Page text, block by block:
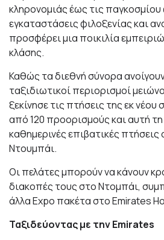
κληρονομιάς έως τις
εγκαταστάσεις φιλοξενίας και
προσφέρει μια ποικιλία
κλάσης.
Καθώς τα διεθνή σύνορα
ταξιδιωτικοί περιορισμοί
ξεκίνησε τις πτήσεις της εκ
από 120 προορισμούς και αυτή τη
καθημερινές επιβατικές
Ντουμπάι.
Οι πελάτες μπορούν να κάνουν
διακοπές τους στο Ντομπάι,
άλλα Expo πακέτα στοEmirates
Ταξιδεύοντας με την Emirates